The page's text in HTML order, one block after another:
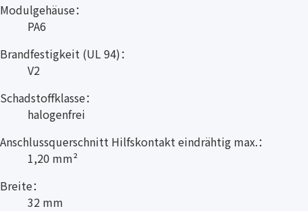
Modulgehäuse：
PA6
Brandfestigkeit (UL 94)：
V2
Schadstoffklasse：
halogenfrei
Anschlussquerschnitt Hilfskontakt eindrähtig max.：
1,20 mm²
Breite：
32 mm